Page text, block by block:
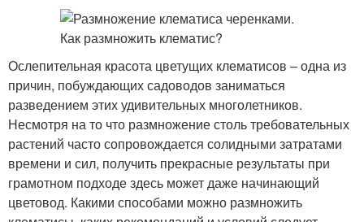
Ослепительная красота цветущих клематисов – одна из
причин, побуждающих садоводов заниматься
разведением этих удивительных многолетников.
Несмотря на то что размножение столь требовательных
растений часто сопровождается солидными затратами
времени и сил, получить прекрасные результаты при
грамотном подходе здесь может даже начинающий
цветовод. Какими способами можно размножить